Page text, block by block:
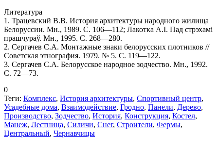
Литература
1. Трацевский В.В. История архитектуры народного жилища
Белоруссии. Мн., 1989. С. 106—112; Лакотка А.І. Пад стрэхамі
прашчураў. Мн., 1995. С. 268—280.
2. Сергачев С.А. Монтажные знаки белорусских плотников //
Советская этнография. 1979. № 5. С. 119—122.
3. Сергачев С.А. Белорусское народное зодчество. Мн., 1992.
С. 72—73.
0
Теги: Комплекс, История архитектуры, Спортивный центр,
Усадебные дома, Взаимодействие, Гродно, Панели, Дерево,
Производство, Зодчество, История, Конструкция, Костел,
Манеж, Лестница, Силичи, Снег, Строители, Фермы,
Центральный, Чернавчицы